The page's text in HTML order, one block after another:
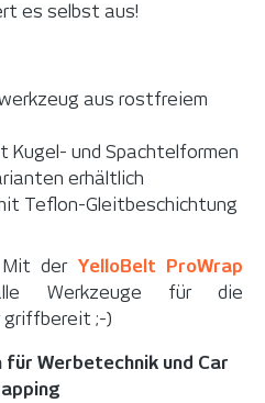
es selbst aus!
aus rostfreiem
Kugel- und Spachtelformen
erhältlich
Teflon-Gleitbeschichtung
der YelloBelt ProWrap
Werkzeuge für die
griffbereit ;-)
Werbetechnik und Car